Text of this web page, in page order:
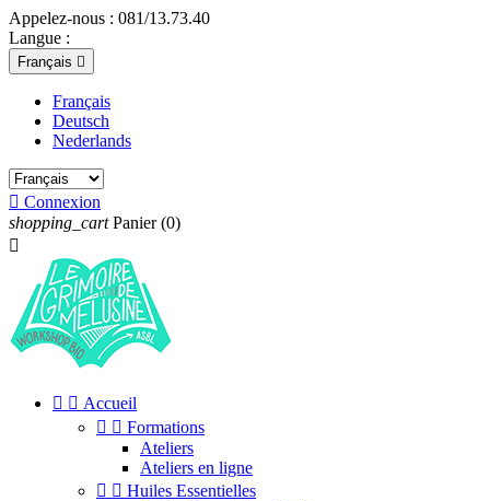
Appelez-nous : 081/13.73.40
Langue :
Français 
Français
Deutsch
Nederlands
 Connexion
shopping_cart Panier (0)

  Accueil
  Formations
Ateliers
Ateliers en ligne
  Huiles Essentielles